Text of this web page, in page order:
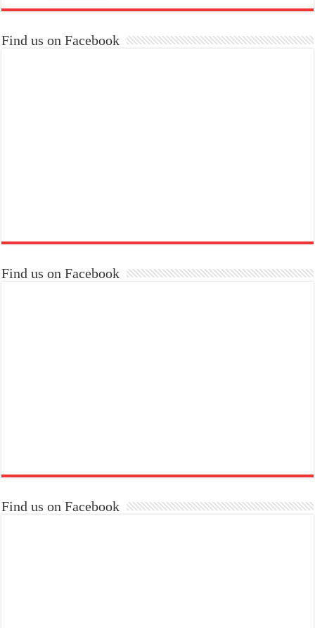
Find us on Facebook
Find us on Facebook
Find us on Facebook